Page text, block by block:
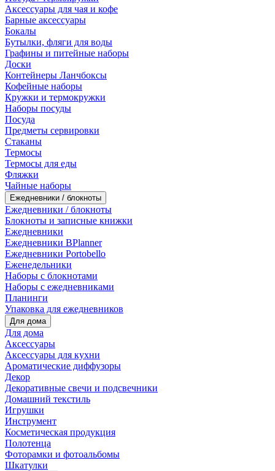
Аксессуары для чая и кофе
Барные аксессуары
Бокалы
Бутылки, фляги для воды
Графины и питейные наборы
Доски
Контейнеры Ланчбоксы
Кофейные наборы
Кружки и термокружки
Наборы посуды
Посуда
Предметы сервировки
Стаканы
Термосы
Термосы для еды
Фляжки
Чайные наборы
Ежедневники / блокноты
Ежедневники / блокноты
Блокноты и записные книжки
Ежедневники
Ежедневники BPlanner
Ежедневники Portobello
Еженедельники
Наборы с блокнотами
Наборы с ежедневниками
Планинги
Упаковка для ежедневников
Для дома
Для дома
Аксессуары
Аксессуары для кухни
Ароматические диффузоры
Декор
Декоративные свечи и подсвечники
Домашний текстиль
Игрушки
Инструмент
Косметическая продукция
Полотенца
Фоторамки и фотоальбомы
Шкатулки